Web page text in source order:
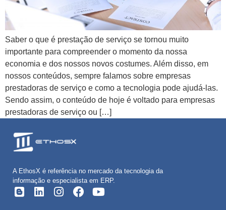
Saber o que é prestação de serviço se tornou muito
importante para compreender o momento da nossa
economia e dos nossos novos costumes. Além disso, em
nossos conteúdos, sempre falamos sobre empresas
prestadoras de serviço e como a tecnologia pode ajudá-las.
Sendo assim, o conteúdo de hoje é voltado para empresas
prestadoras de serviço ou […]
A EthosX é referência no mercado da tecnologia da
informação e especialista em ERP.